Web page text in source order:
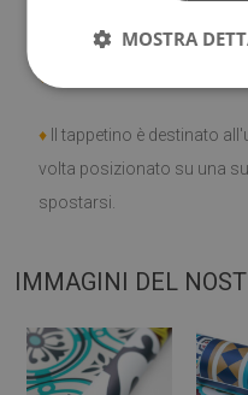
♦
♦ Il tappetino è destinato
volta posizionato su una
spostarsi.
IMMAGINI DEL
MOSTRA